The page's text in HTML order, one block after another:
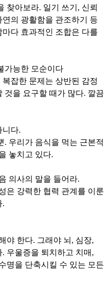
찾아보라. 일기 쓰기, 신뢰
의 광활함을 관조하기 등
다 효과적인 조합은 다를
가능한 모순이다
잡한 문제는 상반된 감정
것을 요구할 때가 많다. 깔끔
니다.
. 우리가 음식을 먹는 근본적
놓치고 있다.
의사의 말을 들어라.
은 강력한 협력 관계를 이룬
.
야 한다. 그래야 뇌, 심장,
우울증을 퇴치하고 치매,
명을 단축시킬 수 있는 모든